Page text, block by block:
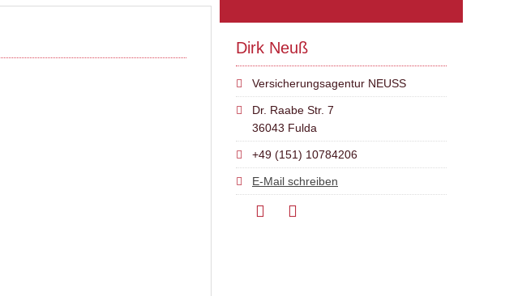
Dirk Neuß
Versicherungsagentur NEUSS
Dr. Raabe Str. 7
36043 Fulda
+49 (151) 10784206
E-Mail schreiben